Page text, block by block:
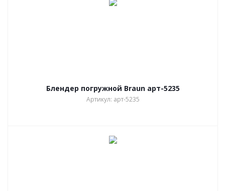
Блендер погружной Braun арт-5235
Артикул: арт-5235